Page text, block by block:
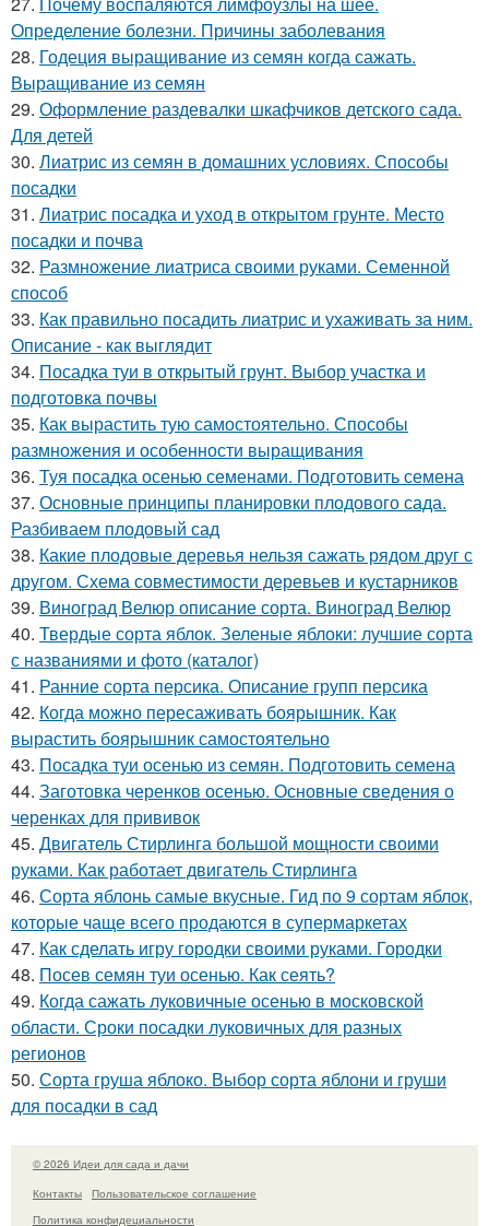
Определение болезни. Причины заболевания
28. Годеция выращивание из семян когда сажать.
Выращивание из семян
29. Оформление раздевалки шкафчиков детского сада.
Для детей
30. Лиатрис из семян в домашних условиях. Способы
посадки
31. Лиатрис посадка и уход в открытом грунте. Место
посадки и почва
32. Размножение лиатриса своими руками. Семенной
способ
33. Как правильно посадить лиатрис и ухаживать за ним.
Описание - как выглядит
34. Посадка туи в открытый грунт. Выбор участка и
подготовка почвы
35. Как вырастить тую самостоятельно. Способы
размножения и особенности выращивания
36. Туя посадка осенью семенами. Подготовить семена
37. Основные принципы планировки плодового сада.
Разбиваем плодовый сад
38. Какие плодовые деревья нельзя сажать рядом друг с
другом. Схема совместимости деревьев и кустарников
39. Виноград Велюр описание сорта. Виноград Велюр
40. Твердые сорта яблок. Зеленые яблоки: лучшие сорта
с названиями и фото (каталог)
41. Ранние сорта персика. Описание групп персика
42. Когда можно пересаживать боярышник. Как
вырастить боярышник самостоятельно
43. Посадка туи осенью из семян. Подготовить семена
44. Заготовка черенков осенью. Основные сведения о
черенках для прививок
45. Двигатель Стирлинга большой мощности своими
руками. Как работает двигатель Стирлинга
46. Сорта яблонь самые вкусные. Гид по 9 сортам яблок,
которые чаще всего продаются в супермаркетах
47. Как сделать игру городки своими руками. Городки
48. Посев семян туи осенью. Как сеять?
49. Когда сажать луковичные осенью в московской
области. Сроки посадки луковичных для разных
регионов
50. Сорта груша яблоко. Выбор сорта яблони и груши
для посадки в сад
© 2026 Идеи для сада и дачи
Контакты
Пользовательское соглашение
Политика конфидециальности